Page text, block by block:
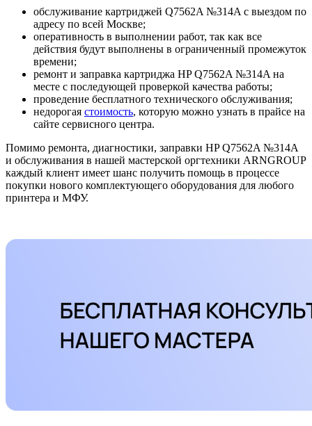
обслуживание картриджей Q7562A №314A с выездом по
адресу по всей Москве;
оперативность в выполнении работ, так как все
действия будут выполнены в ограниченный промежуток
времени;
ремонт и заправка картриджа HP Q7562A №314A на
месте с последующей проверкой качества работы;
проведение бесплатного технического обслуживания;
недорогая стоимость, которую можно узнать в прайсе на
сайте сервисного центра.
Помимо ремонта, диагностики, заправки HP Q7562A №314A
и обслуживания в нашей мастерской оргтехники ARNGROUP
каждый клиент имеет шанс получить помощь в процессе
покупки нового комплектующего оборудования для любого
принтера и МФУ.